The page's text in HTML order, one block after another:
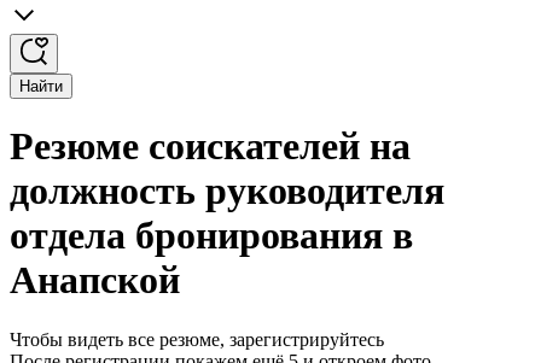
Найти
Резюме соискателей на
должность руководителя
отдела бронирования в
Анапской
Чтобы видеть все резюме, зарегистрируйтесь